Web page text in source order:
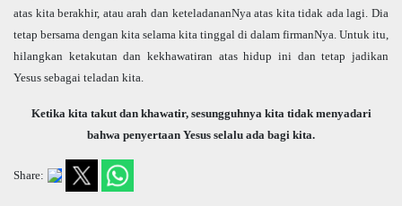
atas kita berakhir, atau arah dan keteladananNya atas kita tidak ada lagi. Dia
tetap bersama dengan kita selama kita tinggal di dalam firmanNya. Untuk itu,
hilangkan ketakutan dan kekhawatiran atas hidup ini dan tetap jadikan
Yesus sebagai teladan kita.
Ketika kita takut dan khawatir, sesungguhnya kita tidak menyadari
bahwa penyertaan Yesus selalu ada bagi kita.
Share: